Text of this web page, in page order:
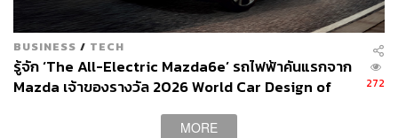
Live a Better Look – A New Aesthetics
Paradigm
ในวันที่โลกวงการความงามเปลี่ยนเร็ว ความยั่งยืนไม่ใช่ทาง
BUSINESS / TECH
รู้จัก ‘The All-Electric Mazda6e’ รถไฟฟ้าคันแรกจาก
Mazda เจ้าของรางวัล 2026 World Car Design of
272
MORE